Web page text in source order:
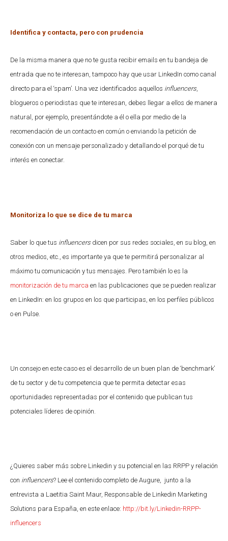
Identifica y contacta, pero con prudencia
De la misma manera que no te gusta recibir emails en tu bandeja de
entrada que no te interesan, tampoco hay que usar LinkedIn como canal
directo para el ‘spam’. Una vez identificados aquellos influencers
blogueros o periodistas que te interesan, debes llegar a ellos de manera
natural, por ejemplo, presentándote a él o ella por medio de la
recomendación de un contacto en común o enviando la petición de
conexión con un mensaje personalizado y detallando el porqué de tu
interés en conectar.
Monitoriza lo que se dice de tu marca
Saber lo que tus influencers dicen por sus redes sociales, en su blog, en
otros medios, etc., es importante ya que te permitirá personalizar al
máximo tu comunicación y tus mensajes. Pero también lo es la
monitorización de tu marca en las publicaciones que se pueden realizar
en LinkedIn: en los grupos en los que participas, en los perfiles públicos
o en Pulse.
Un consejo en este caso es el desarrollo de un buen plan de ‘benchmark’
de tu sector y de tu competencia que te permita detectar esas
oportunidades representadas por el contenido que publican tus
potenciales líderes de opinión.
¿Quieres saber más sobre Linkedin y su potencial en las RRPP y relación
con influencers? Lee el contenido completo de Augure, junto a la
entrevista a Laetitia Saint Maur, Responsable de Linkedin Marketing
Solutions para España, en este enlace: http://bit.ly/Linkedin-RRPP-
influencers